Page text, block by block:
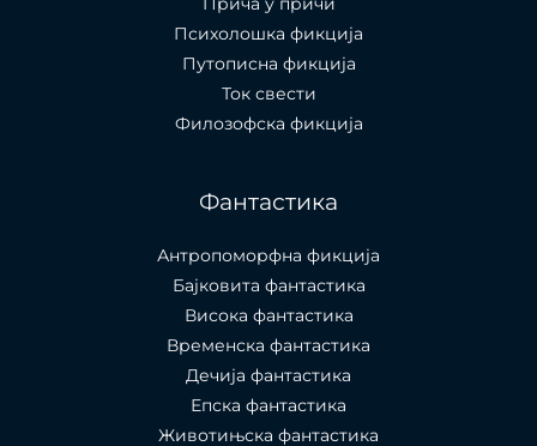
Психолошкa фикција
Путописна фикција
Ток свести
Филозофска фикција
Фантастика
Антропоморфна фикција
Бајковита фантастика
Висока фантастика
Временска фантастика
Дечија фантастика
Епска фантастика
Животињска фантастика